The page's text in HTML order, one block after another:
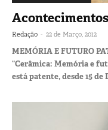
Redação - 22 de Março, 2012
MEMÓRIA E FUTURO
“Cerâmica: Memória e
está patente, desde 15 de